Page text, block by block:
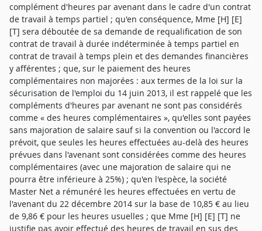
complément d'heures par avenant dans le cadre d'un contrat
de travail à temps partiel ; qu'en conséquence, Mme [H] [E]
[T] sera déboutée de sa demande de requalification de son
contrat de travail à durée indéterminée à temps partiel en
contrat de travail à temps plein et des demandes financières
y afférentes ; que, sur le paiement des heures
complémentaires non majorées : aux termes de la loi sur la
sécurisation de l'emploi du 14 juin 2013, il est rappelé que les
compléments d'heures par avenant ne sont pas considérés
comme « des heures complémentaires », qu'elles sont payées
sans majoration de salaire sauf si la convention ou l'accord le
prévoit, que seules les heures effectuées au-delà des heures
prévues dans l'avenant sont considérées comme des heures
complémentaires (avec une majoration de salaire qui ne
pourra être inférieure à 25%) ; qu'en l'espèce, la société
Master Net a rémunéré les heures effectuées en vertu de
l'avenant du 22 décembre 2014 sur la base de 10,85 € au lieu
de 9,86 € pour les heures usuelles ; que Mme [H] [E] [T] ne
justifie pas avoir effectué des heures de travail en sus des